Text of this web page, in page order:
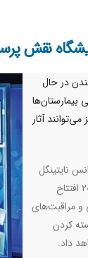
نقش
در حال
بیمارستان‌ها
آثار
نایتینگل
یک موزه دائمی است و نمایشگاه امسال آن در نوامبر ۲۰۲۵ افتتاح
و مراقبت‌های
کردن
داد.